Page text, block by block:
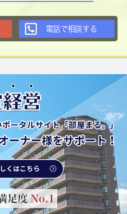
電話で相談する